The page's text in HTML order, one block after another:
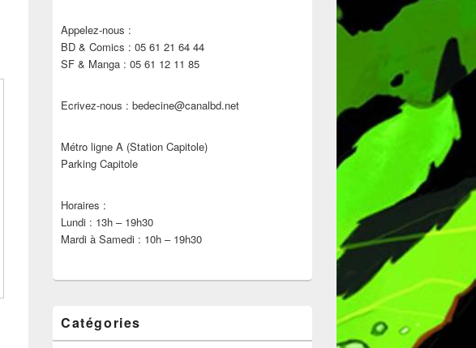
Appelez-nous :
BD & Comics : 05 61 21 64 44
SF & Manga : 05 61 12 11 85
Ecrivez-nous : bedecine@canalbd.net
Métro ligne A (Station Capitole)
Parking Capitole
Horaires :
Lundi : 13h – 19h30
Mardi à Samedi : 10h – 19h30
Catégories